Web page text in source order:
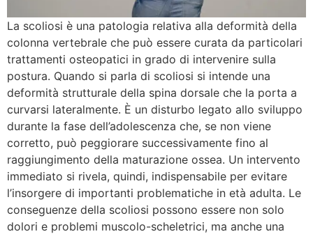
La scoliosi è una patologia relativa alla deformità della
colonna vertebrale che può essere curata da particolari
trattamenti osteopatici in grado di intervenire sulla
postura. Quando si parla di scoliosi si intende una
deformità strutturale della spina dorsale che la porta a
curvarsi lateralmente. È un disturbo legato allo sviluppo
durante la fase dell’adolescenza che, se non viene
corretto, può peggiorare successivamente fino al
raggiungimento della maturazione ossea. Un intervento
immediato si rivela, quindi, indispensabile per evitare
l’insorgere di importanti problematiche in età adulta. Le
conseguenze della scoliosi possono essere non solo
dolori e problemi muscolo-scheletrici, ma anche una